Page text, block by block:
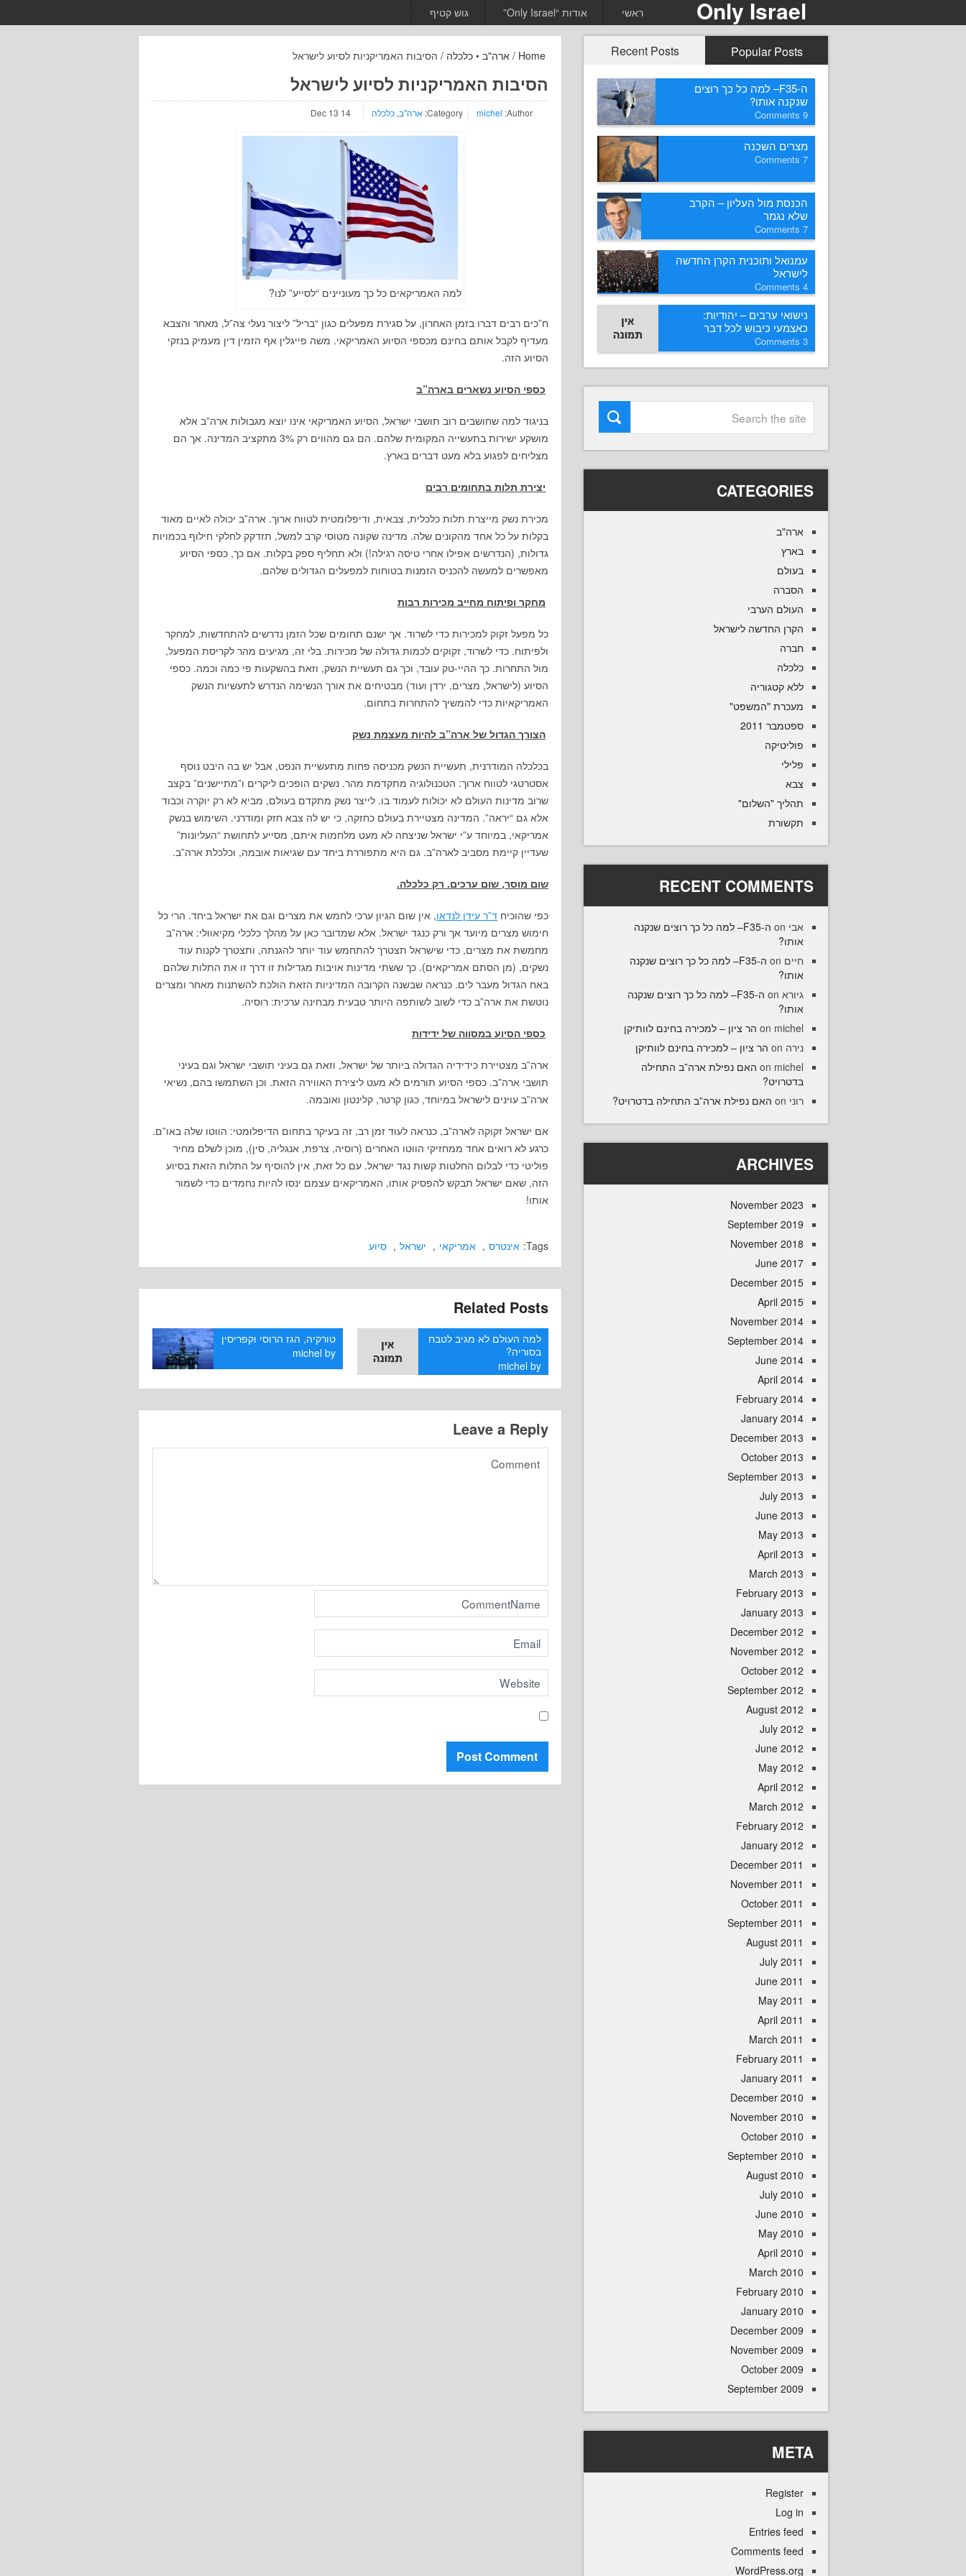
ראשי אודות “Only Israel” גוש קטיף Only Israel
/ ארה"ב• כלכלה / הסיבות האמריקניות לסיוע לישראל
הסיבות האמריקניות לסיוע לישראל
Author:
michel
Category: ארה"ב, כלכלה 14 Dec 13
למה האמריקאים כל כך מעוניינים “לסייע” לנו?
ח”כים רבים דברו בזמן האחרון, על סגירת מפעלים כגון “בריל” ליצור נעלי צה”ל, מאחר והצבא
מעדיף לקבל אותם בחינם מכספי הסיוע האמריקאי. משה פייגלין אף הזמין דין מעמיק בנזקי
הסיוע הזה.
כספי הסיוע נשארים בארה”ב
בניגוד למה שחושבים רוב תושבי ישראל, הסיוע האמריקאי אינו יוצא מגבולות ארה”ב אלא
מושקע ישירות בתעשייה המקומית שלהם. הם גם מהווים רק 3% מתקציב המדינה. אך הם
מצליחים לפגוע בלא מעט דברים בארץ.
יצירת תלות בתחומים רבים
מכירת נשק מייצרת תלות כלכלית, צבאית, ודיפלומטית לטווח ארוך. ארה”ב יכולה לאיים מאוד
בקלות על כל אחד מהקונים שלה. מדינה שקונה מטוסי קרב למשל, תזדקק לחלקי חילוף בכמויות
גדולות, (הנדרשים אפילו אחרי טיסה רגילה!) ולא תחליף ספק בקלות. אם כך, כספי הסיוע
מאפשרים למעשה להכניס הזמנות בטוחות למפעלים הגדולים שלהם.
מחקר ופיתוח מחייב מכירות רבות
כל מפעל זקוק למכירות כדי לשרוד. אך ישנם תחומים שכל הזמן נדרשים להתחדשות, למחקר
ולפיתוח. כדי לשרוד, זקוקים לכמות גדולה של מכירות. בלי זה, מגיעים מהר לקריסת המפעל,
מול התחרות. כך ההיי-טק עובד, וכך גם תעשיית הנשק, וזאת בהשקעות פי כמה וכמה. כספי
הסיוע (לישראל, מצרים, ירדן ועוד) מבטיחים את אורך הנשימה הנדרש לתעשיות הנשק
האמריקאיות כדי להמשיך להתחרות בתחום.
הצורך הגדול של ארה”ב להיות מעצמת נשק
בכלכלה המודרנית, תעשיית הנשק מכניסה פחות מתעשיית הנפט, אבל יש בה היבט נוסף
אסטרטגי לטווח ארוך: הטכנולוגיה מתקדמת מהר. נשקים הופכים ליקרים ו”מתיישנים” בקצב
שרוב מדינות העולם לא יכולות לעמוד בו. לייצר נשק מתקדם בעולם, מביא לא רק יוקרה וכבוד
אלא גם “יראה”. המדינה מצטיירת בעולם כחזקה, כי יש לה צבא חזק ומודרני. השימוש בנשק
אמריקאי, במיוחד ע”י ישראל שניצחה לא מעט מלחמות איתם, מסייע לתחושת “העליונות”
שעדיין קיימת מסביב לארה”ב. גם היא מתפוררת ביחד עם שגיאות אובמה, וכלכלת ארה”ב.
שום מוסר, שום ערכים. רק כלכלה.
כפי שהוכיח ד”ר עידן לנדאו, אין שום הגיון ערכי לחמש את מצרים וגם את ישראל ביחד. הרי כל
חימוש מצרים מיועד אך ורק כנגד ישראל. אלא שמדובר כאן על מהלך כלכלי מקיאוולי: ארה”ב
מחמשת את מצרים, כדי שישראל תצטרך להתחמש עוד יותר להגנתה, ותצטרך לקנות עוד
נשקים, (מן הסתם אמריקאים). כך ששתי מדינות אויבות מגדילות זו דרך זו את התלות שלהם
באח הגדול מעבר לים. כנראה שבשנה הקרובה המדיניות הזאת הולכת להשתנות מאחר ומצרים
נוטשת את ארה”ב כדי לשוב לשותפה היותר טבעית מבחינה ערכית: רוסיה.
כספי הסיוע במסווה של ידידות
ארה”ב מצטיירת כידידיה הגדולה ביותר של ישראל, וזאת גם בעיני תושבי ישראל וגם בעיני
תושבי ארה”ב. כספי הסיוע תורמים לא מעט ליצירת האווירה הזאת. וכן השתמשו בהם, נשיאי
ארה”ב עוינים לישראל במיוחד, כגון קרטר, קלינטון ואובמה.
אם ישראל זקוקה לארה”ב, כנראה לעוד זמן רב, זה בעיקר בתחום הדיפלומטי: הווטו שלה באו”ם.
כרגע לא רואים אחד ממחזיקי הווטו האחרים (רוסיה, צרפת, אנגליה, סין), מוכן לשלם מחיר
פוליטי כדי לבלום החלטות קשות נגד ישראל. עם כל זאת, אין להוסיף על התלות הזאת בסיוע
הזה, שאם ישראל תבקש להפסיק אותו, האמריקאים עצמם ינסו להיות נחמדים כדי לשמור
אותו!
Tags: אינטרס , אמריקאי , ישראל , סיוע
Related Posts
למה העולם לא מגיב לטבח
בסוריה?
by
michel
טורקיה, הגז הרוסי וקפריסין
by
michel
Leave a Reply
Popular Posts
Recent Posts
ה-F35– למה כל כך רוצים
שנקנה אותו?
9
מצרים השכנה
7
הכנסת מול העליון – הקרב
שלא נגמר
7
עמנואל ותוכנית הקרן החדשה
לישראל
4
נישואי ערבים – יהודיות:
כאצמעי כיבוש לכל דבר
3
CATEGORIES
ארה"ב
בארץ
בעולם
הסברה
העולם הערבי
הקרן החדשה לישראל
חברה
כלכלה
ללא קטגוריה
מעכרת "המשפט"
ספטמבר 2011
פוליטיקה
פלילי
צבא
תהליך "השלום"
תקשורת
RECENT COMMENTS
אבי
ה-F35– למה כל כך רוצים שנקנה
אותו?
חיים
ה-F35– למה כל כך רוצים שנקנה
אותו?
גיורא
ה-F35– למה כל כך רוצים שנקנה
אותו?
michel
הר ציון – למכירה בחינם לוותיקן
נירה
הר ציון – למכירה בחינם לוותיקן
michel
האם נפילת ארה”ב התחילה
בדטרויט?
רוני
האם נפילת ארה”ב התחילה בדטרויט?
ARCHIVES
November 2023
September 2019
November 2018
June 2017
December 2015
April 2015
November 2014
September 2014
June 2014
April 2014
February 2014
January 2014
December 2013
October 2013
September 2013
July 2013
June 2013
May 2013
April 2013
March 2013
February 2013
January 2013
December 2012
November 2012
October 2012
September 2012
August 2012
July 2012
June 2012
May 2012
April 2012
March 2012
February 2012
January 2012
December 2011
November 2011
October 2011
September 2011
August 2011
July 2011
June 2011
May 2011
April 2011
March 2011
February 2011
January 2011
December 2010
November 2010
October 2010
September 2010
August 2010
July 2010
June 2010
May 2010
April 2010
March 2010
February 2010
January 2010
December 2009
November 2009
October 2009
September 2009
META
Register
Log in
Entries feed
Comments feed
WordPress.org